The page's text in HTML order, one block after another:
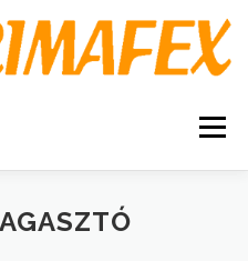
Menü
TERMÉKEK